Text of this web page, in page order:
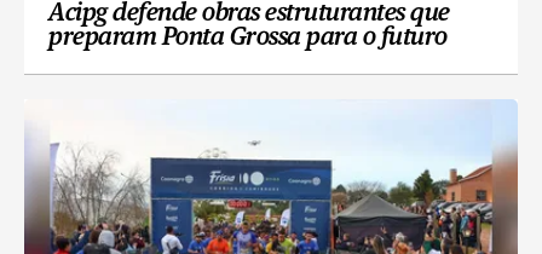
Acipg defende obras estruturantes que
preparam Ponta Grossa para o futuro